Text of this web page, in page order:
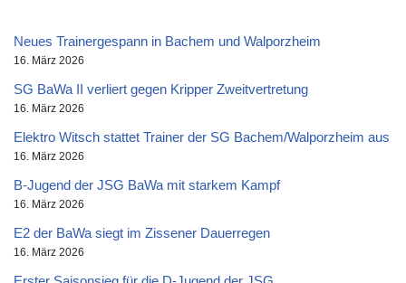
Neues Trainergespann in Bachem und Walporzheim
16. März 2026
SG BaWa II verliert gegen Kripper Zweitvertretung
16. März 2026
Elektro Witsch stattet Trainer der SG Bachem/Walporzheim aus
16. März 2026
B-Jugend der JSG BaWa mit starkem Kampf
16. März 2026
E2 der BaWa siegt im Zissener Dauerregen
16. März 2026